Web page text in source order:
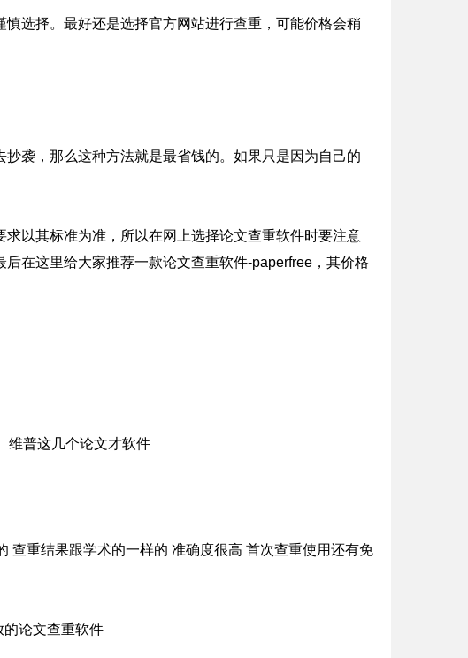
选择。最好还是选择官方网站进行查重，可能价格会稍
袭，那么这种方法就是最省钱的。如果只是因为自己的
以其标准为准，所以在网上选择论文查重软件时要注意
在这里给大家推荐一款论文查重软件-paperfree，其价格
维普这几个论文才软件
查重结果跟学术的一样的 准确度很高 首次查重使用还有免
的论文查重软件